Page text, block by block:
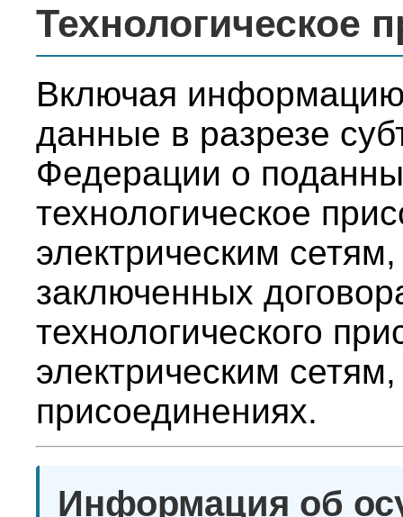
Технологическое
Включая
данные в разрезе
Федерации о
технологическое
электрическим
заключенных
технологического
электрическим
присоединениях.
Информация об